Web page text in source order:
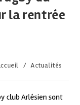
la rentrée
/ Actualités
club Arlésien sont